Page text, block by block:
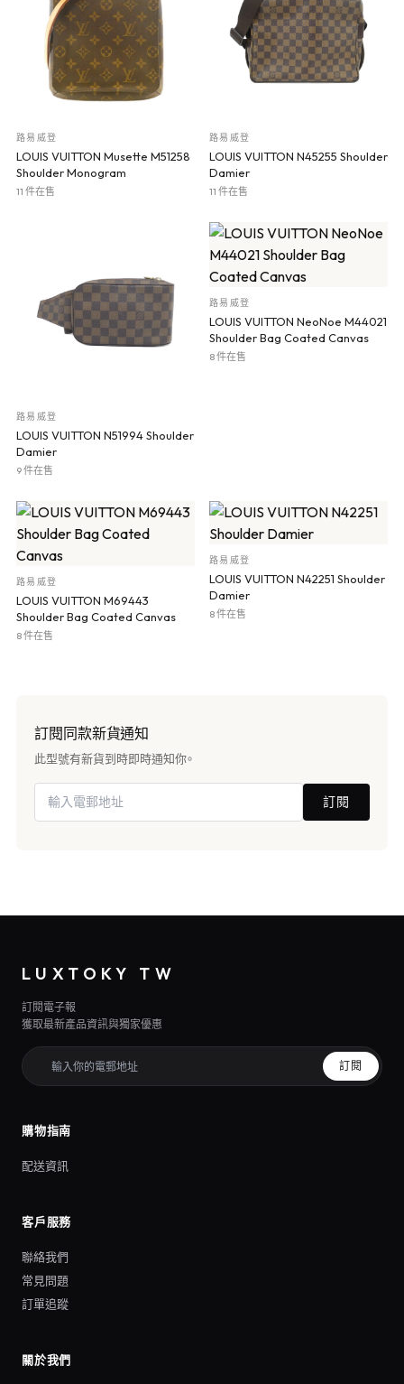
路易威登
LOUIS VUITTON Musette M51258
Shoulder Monogram
11 件在售
路易威登
LOUIS VUITTON N45255 Shoulder
Damier
11 件在售
路易威登
LOUIS VUITTON N51994 Shoulder
Damier
9 件在售
路易威登
LOUIS VUITTON NeoNoe M44021
Shoulder Bag Coated Canvas
8 件在售
路易威登
LOUIS VUITTON M69443
Shoulder Bag Coated Canvas
8 件在售
路易威登
LOUIS VUITTON N42251 Shoulder
Damier
8 件在售
訂閱同款新貨通知
此型號有新貨到時即時通知你。
訂閱
LUXTOKY TW
訂閱電子報
獲取最新產品資訊與獨家優惠
訂閱
購物指南
配送資訊
客戶服務
聯絡我們
常見問題
訂單追蹤
關於我們